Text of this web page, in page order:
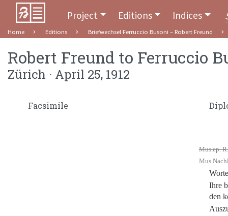
Project Editions Indices
Home Editions Briefwechsel Ferruccio Busoni – Robert Freund
Robert Freund to Ferruccio
Zürich · April 25, 1912
Facsimile
Mus.ep.
Ihre
den